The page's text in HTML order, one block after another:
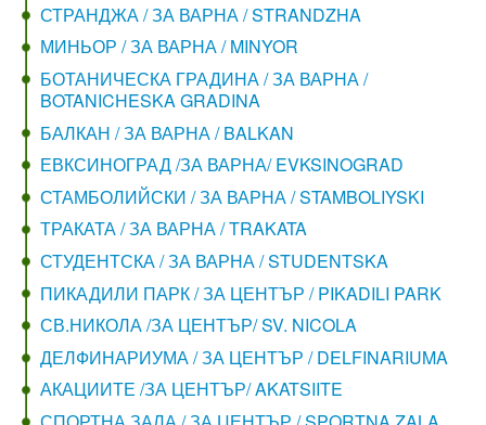
СТРАНДЖА / ЗА ВАРНА / STRANDZHA
МИНЬОР / ЗА ВАРНА / MINYOR
БОТАНИЧЕСКА ГРАДИНА / ЗА ВАРНА /
BOTANICHESKA GRADINA
БАЛКАН / ЗА ВАРНА / BALKAN
ЕВКСИНОГРАД /ЗА ВАРНА/ EVKSINOGRAD
СТАМБОЛИЙСКИ / ЗА ВАРНА / STAMBOLIYSKI
ТРАКАТА / ЗА ВАРНА / TRAKATA
СТУДЕНТСКА / ЗА ВАРНА / STUDENTSKA
ПИКАДИЛИ ПАРК / ЗА ЦЕНТЪР / PIKADILI PARK
СВ.НИКОЛА /ЗА ЦЕНТЪР/ SV. NICOLA
ДЕЛФИНАРИУМА / ЗА ЦЕНТЪР / DELFINARIUMA
АКАЦИИТЕ /ЗА ЦЕНТЪР/ AKATSIITE